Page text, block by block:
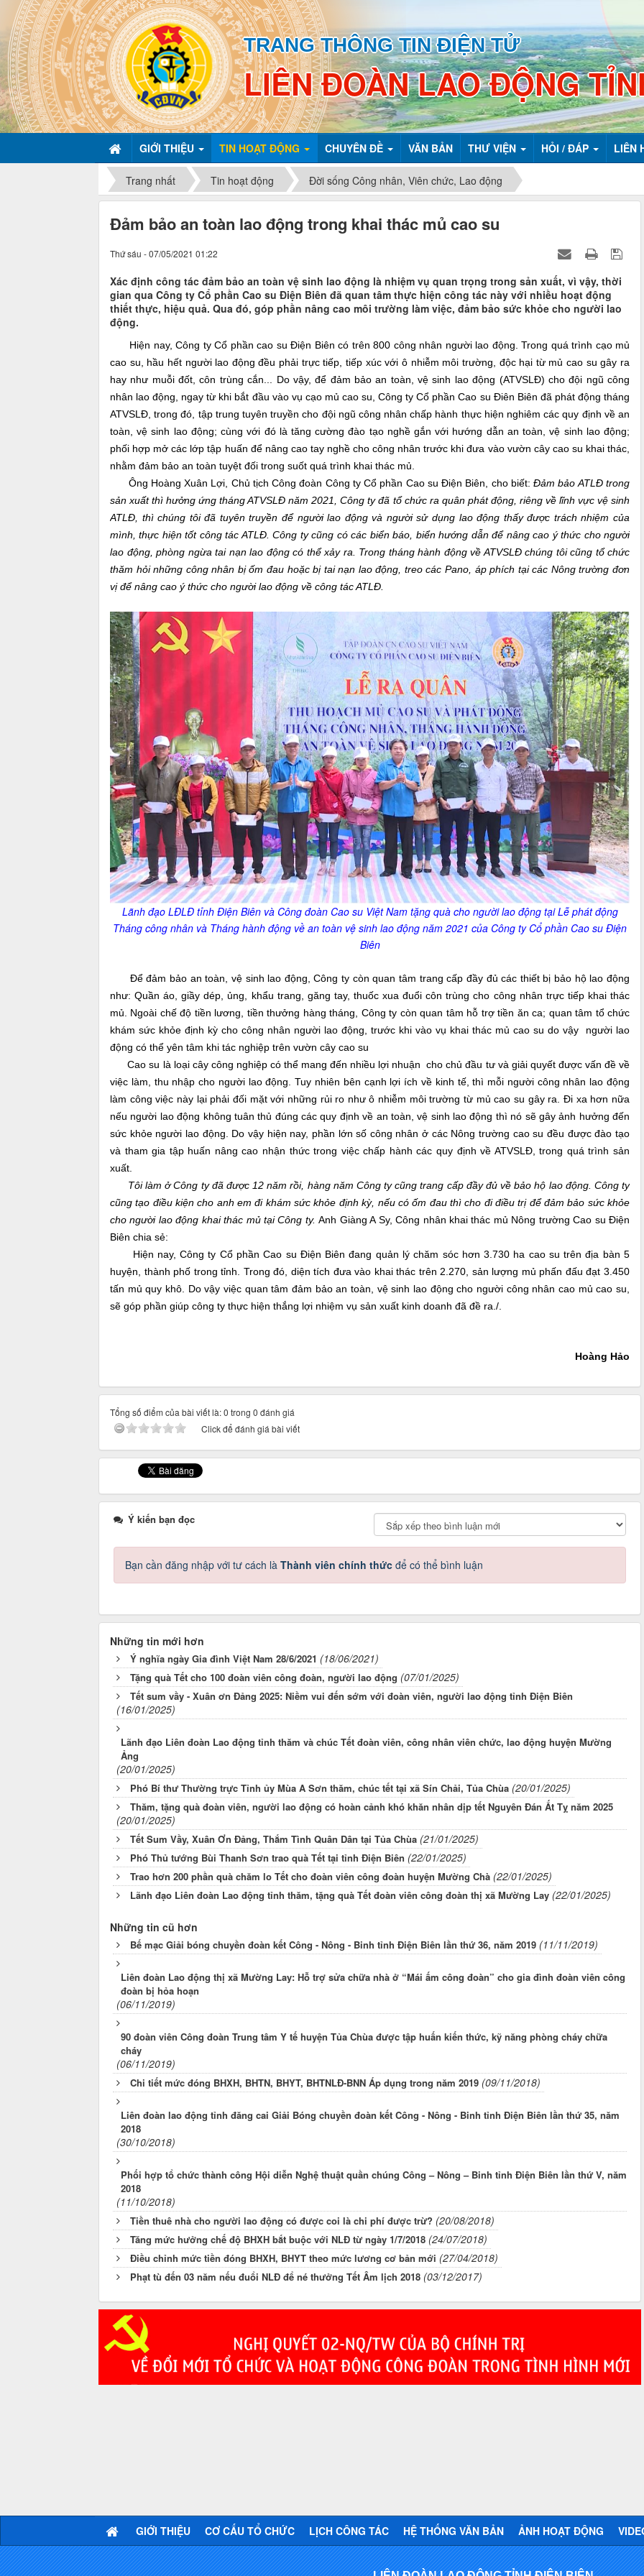
TRANG THÔNG TIN ĐIỆN TỬ
LIÊN ĐOÀN LAO ĐỘNG
GIỚI THIỆU TIN HOẠT ĐỘNG CHUYÊN ĐỀ VĂN BẢN THƯ VIỆN HỎI / ĐÁP LIÊN
Trang nhất Tin hoạt động Đời sống Công nhân, Viên chức, Lao động
Đảm bảo an toàn lao động trong khai thác mủ cao su
Thứ sáu - 07/05/2021 01:22
Xác định công tác đảm bảo an toàn vệ sinh lao động là nhiệm vụ quan trọng trong sản xuất, vì vậy, thời
gian qua Công ty Cổ phần Cao su Điện Biên đã quan tâm thực hiện công tác này với nhiều hoạt động
thiết thực, hiệu quả. Qua đó, góp phần nâng cao môi trường làm việc, đảm bảo sức khỏe cho người lao
động.
Hiện nay, Công ty Cổ phần cao su Điện Biên có trên 800 công nhân người lao động. Trong quá trình cạo mủ
cao su, hầu hết người lao động đều phải trực tiếp, tiếp xúc với ô nhiễm môi trường, độc hại từ mủ cao su gây ra
hay như muỗi đốt, côn trùng cắn... Do vậy, để đảm bảo an toàn, vệ sinh lao động (ATVSLĐ) cho đội ngũ công
nhân lao động, ngay từ khi bắt đầu vào vụ cạo mủ cao su, Công ty Cổ phần Cao su Điên Biên đã phát động tháng
ATVSLĐ, trong đó, tập trung tuyên truyền cho đội ngũ công nhân chấp hành thực hiện nghiêm các quy định về an
toàn, vệ sinh lao động; cùng với đó là tăng cường đào tạo nghề gắn với hướng dẫn an toàn, vệ sinh lao động;
phối hợp mở các lớp tập huấn để nâng cao tay nghề cho công nhân trước khi đưa vào vườn cây cao su khai thác,
nhằm đảm bảo an toàn tuyệt đối trong suốt quá trình khai thác mủ.
Ông Hoàng Xuân Lợi, Chủ tịch Công đoàn Công ty Cổ phần Cao su Điện Biên, cho biết:Đảm bảo ATLĐ trong
sản xuất thì hưởng ứng tháng ATVSLĐ năm 2021, Công ty đã tổ chức ra quân phát động, riêng về lĩnh vực vệ sinh
ATLĐ, thì chúng tôi đã tuyên truyền để người lao động và người sử dụng lao động thấy được trách nhiệm của
mình, thực hiện tốt công tác ATLĐ. Công ty cũng có các biển báo, biển hướng dẫn để nâng cao ý thức cho người
lao động, phòng ngừa tai nạn lao động có thể xảy ra. Trong tháng hành động về ATVSLĐ chúng tôi cũng tổ chức
thăm hỏi những công nhân bị ốm đau hoặc bị tai nạn lao động, treo các Pano, áp phích tại các Nông trường đơn
vị để nâng cao ý thức cho người lao động về công tác ATLĐ.
Lãnh đạo LĐLĐ tỉnh Điện Biên và Công đoàn Cao su Việt Nam tặng quà cho người lao động tại Lễ phát động
Tháng công nhân và Tháng hành động về an toàn vệ sinh lao động năm 2021 của Công ty Cổ phần Cao su Điện
Biên
Để đảm bảo an toàn, vệ sinh lao động, Công ty còn quan tâm trang cấp đầy đủ các thiết bị bảo hộ lao động
như: Quần áo, giầy dép, ủng, khẩu trang, găng tay, thuốc xua đuổi côn trùng cho công nhân trực tiếp khai thác
mủ. Ngoài chế độ tiền lương, tiền thưởng hàng tháng, Công ty còn quan tâm hỗ trợ tiền ăn ca; quan tâm tổ chức
khám sức khỏe định kỳ cho công nhân người lao động, trước khi vào vụ khai thác mủ cao su do vậy người lao
động có thể yên tâm khi tác nghiệp trên vườn cây cao su
Cao su là loại cây công nghiệp có thể mang đến nhiều lợi nhuận cho chủ đầu tư và giải quyết được vấn đề về
việc làm, thu nhập cho người lao động. Tuy nhiên bên cạnh lợi ích về kinh tế, thì mỗi người công nhân lao động
làm công việc này lại phải đối mặt với những rủi ro như ô nhiễm môi trường từ mủ cao su gây ra. Đi xa hơn nữa
nếu người lao động không tuân thủ đúng các quy định về an toàn, vệ sinh lao động thì nó sẽ gây ảnh hưởng đến
sức khỏe người lao động. Do vậy hiện nay, phần lớn số công nhân ở các Nông trường cao su đều được đào tạo
và tham gia tập huấn nâng cao nhận thức trong việc chấp hành các quy định về ATVSLĐ, trong quá trình sản
xuất.
Tôi làm ở Công ty đã được 12 năm rồi, hàng năm Công ty cũng trang cấp đầy đủ về bảo hộ lao động. Công ty
cũng tạo điều kiện cho anh em đi khám sức khỏe định kỳ, nếu có ốm đau thì cho đi điều trị để đảm bảo sức khỏe
cho người lao động khai thác mủ tại Công ty.Anh Giàng A Sy, Công nhân khai thác mủ Nông trường Cao su Điện
Biên chia sẻ:
Hiện nay, Công ty Cổ phần Cao su Điện Biên đang quản lý chăm sóc hơn 3.730 ha cao su trên địa bàn 5
huyện, thành phố trong tỉnh. Trong đó, diện tích đưa vào khai thác trên 2.270, sản lượng mủ phấn đấu đạt 3.450
tấn mủ quy khô. Do vậy việc quan tâm đảm bảo an toàn, vệ sinh lao động cho người công nhân cao mủ cao su,
sẽ góp phần giúp công ty thực hiện thắng lợi nhiệm vụ sản xuất kinh doanh đã đề ra./.
Hoàng Hảo
Tổng số điểm của bài viết là: 0 trong 0 đánh giá
Click để đánh giá bài viết
Ý kiến bạn đọc
Bạn cần đăng nhập với tư cách là Thành viên chính thức để có thể bình luận
Những tin mới hơn
Ý nghĩa ngày Gia đình Việt Nam 28/6/2021 (18/06/2021)
Tặng quà Tết cho 100 đoàn viên công đoàn, người lao động (07/01/2025)
Tết sum vầy - Xuân ơn Đảng 2025: Niềm vui đến sớm với đoàn viên, người lao động tỉnh Điện Biên
(16/01/2025)
Lãnh đạo Liên đoàn Lao động tỉnh thăm và chúc Tết đoàn viên, công nhân viên chức, lao động huyện Mường
Ảng
(20/01/2025)
Phó Bí thư Thường trực Tỉnh ủy Mùa A Sơn thăm, chúc tết tại xã Sín Chải, Tủa Chùa (20/01/2025)
Thăm, tặng quà đoàn viên, người lao động có hoàn cảnh khó khăn nhân dịp tết Nguyên Đán Ất Tỵ năm 2025
(20/01/2025)
Tết Sum Vầy, Xuân Ơn Đảng, Thắm Tình Quân Dân tại Tủa Chùa (21/01/2025)
Phó Thủ tướng Bùi Thanh Sơn trao quà Tết tại tỉnh Điện Biên (22/01/2025)
Trao hơn 200 phần quà chăm lo Tết cho đoàn viên công đoàn huyện Mường Chà (22/01/2025)
Lãnh đạo Liên đoàn Lao động tỉnh thăm, tặng quà Tết đoàn viên công đoàn thị xã Mường Lay (22/01/2025)
Những tin cũ hơn
Bế mạc Giải bóng chuyền đoàn kết Công - Nông - Binh tỉnh Điện Biên lần thứ 36, năm 2019 (11/11/2019)
Liên đoàn Lao động thị xã Mường Lay: Hỗ trợ sửa chữa nhà ở “Mái ấm công đoàn” cho gia đình đoàn viên công
đoàn bị hỏa hoạn
(06/11/2019)
90 đoàn viên Công đoàn Trung tâm Y tế huyện Tủa Chùa được tập huấn kiến thức, kỹ năng phòng cháy chữa
cháy
(06/11/2019)
Chi tiết mức đóng BHXH, BHTN, BHYT, BHTNLĐ-BNN Áp dụng trong năm 2019 (09/11/2018)
Liên đoàn lao động tỉnh đăng cai Giải Bóng chuyền đoàn kết Công - Nông - Binh tỉnh Điện Biên lần thứ 35, năm
2018
(30/10/2018)
Phối hợp tổ chức thành công Hội diễn Nghệ thuật quần chúng Công – Nông – Binh tỉnh Điện Biên lần thứ V, năm
2018
(11/10/2018)
Tiền thuê nhà cho người lao động có được coi là chi phí được trừ? (20/08/2018)
Tăng mức hưởng chế độ BHXH bắt buộc với NLĐ từ ngày 1/7/2018 (24/07/2018)
Điều chỉnh mức tiền đóng BHXH, BHYT theo mức lương cơ bản mới (27/04/2018)
Phạt tù đến 03 năm nếu đuổi NLĐ để né thưởng Tết Âm lịch 2018 (03/12/2017)
GIỚI THIỆU CƠ CẤU TỔ CHỨC LỊCH CÔNG TÁC HỆ THỐNG VĂN BẢN ẢNH HOẠT ĐỘNG